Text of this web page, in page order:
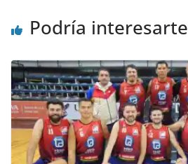
Podría interesarte